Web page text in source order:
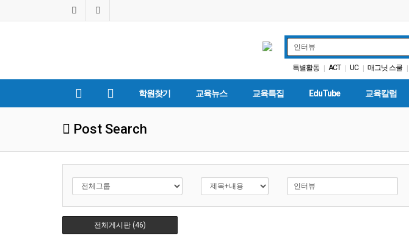
특별활동 | ACT | UC | 매그닛 스쿨 |
| 커먼코어 | 대학원 | 인터뷰
학원찾기 교육뉴스 교육특집 EduTube 교육칼럼
Post Search
전체게시판 (46)